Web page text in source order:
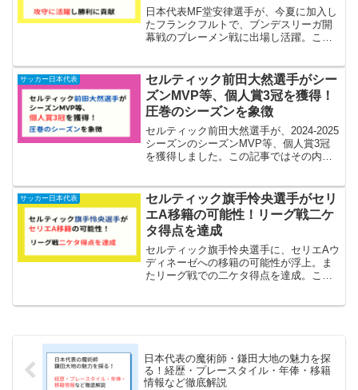
日本代表MF堂安律選手が、今夏に加入し
たフランクフルトで、ブンデスリーガ開
幕戦のブレーメン戦に出場し活躍。この
サッカー日本代表
セルティック前田大然選手がシー
ズンMVP等、個人賞3冠を獲得！
圧巻のシーズンを象徴
セルティック前田大然選手が、2024-2025
シーズンのシーズンMVP等、個人賞3冠
を獲得しました。この記事ではその内容
サッカー日本代表
セルティック旗手怜央選手がセリ
エA移籍の可能性！リーグ戦二ケ
タ得点を達成
セルティック旗手怜央選手に、セリエAウ
ディネーゼへの移籍の可能性が浮上。ま
たリーグ戦での二ケタ得点を達成。この
日本代表の魔術師・鎌田大地の魅力を探
る！経歴・プレースタイル・年俸・移籍
情報など徹底解説